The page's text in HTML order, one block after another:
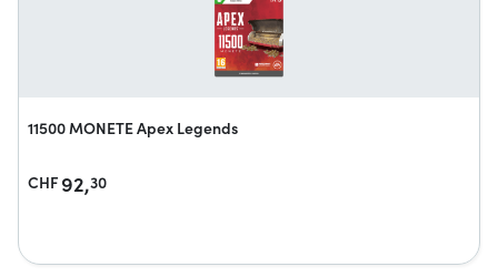
11500 MONETE Apex Legends
CHF 92,30